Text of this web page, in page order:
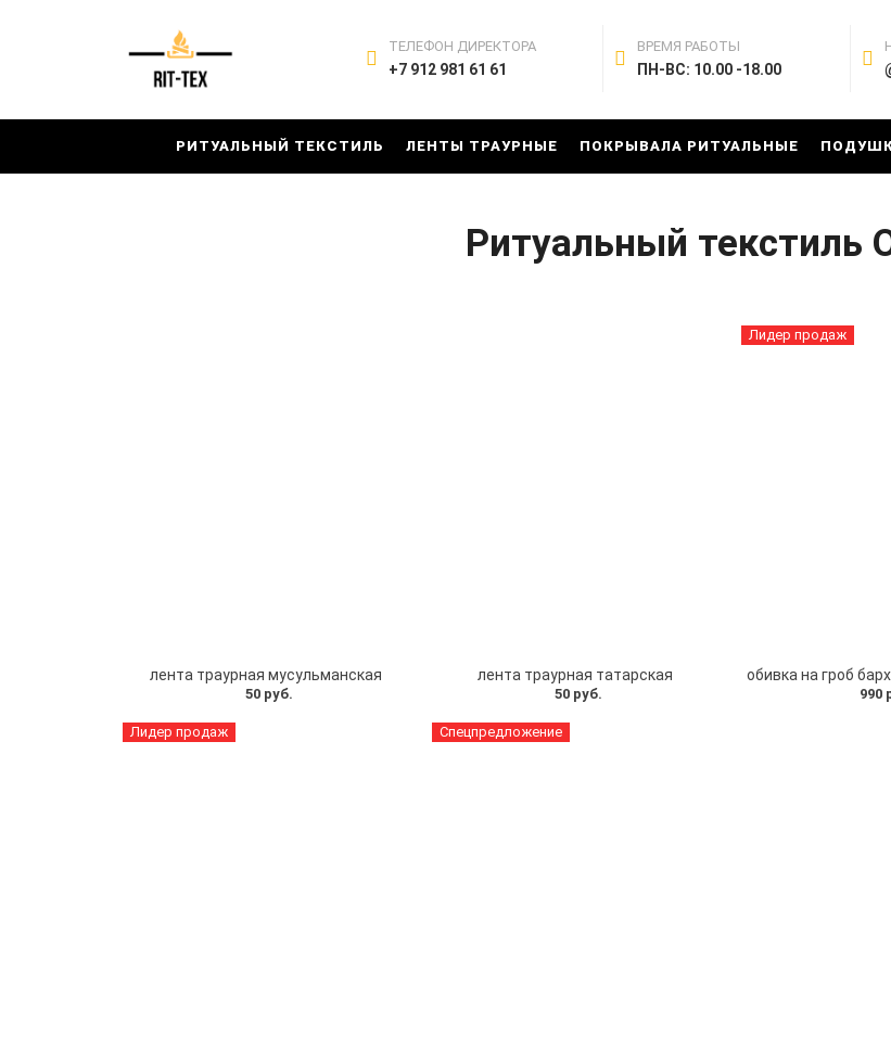
ТЕЛЕФОН ДИРЕКТОРА
+7 912 981 61 61
ВРЕМЯ РАБОТЫ
ПН-ВС: 10.00 -18.00
РИТУАЛЬНЫЙ ТЕКСТИЛЬ ЛЕНТЫ ТРАУРНЫЕ ПОКРЫВАЛА РИТУАЛЬНЫЕ
Ритуальный текстиль
лента траурная мусульманская
50 руб.
лента траурная татарская
50 руб.
Лидер продаж
990
Лидер продаж Спецпредложение